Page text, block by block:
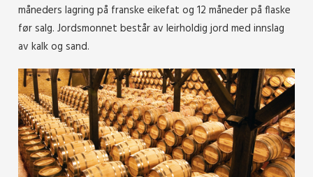
måneders lagring på franske eikefat og 12 måneder på flaske
før salg. Jordsmonnet består av leirholdig jord med innslag
av kalk og sand.